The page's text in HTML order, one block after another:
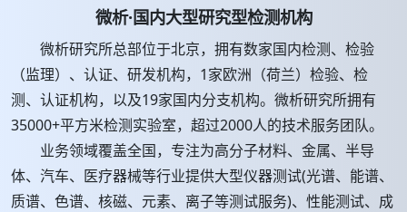
微析·国内大型研究型检测机构
微析研究所总部位于北京，拥有数家国内检测、检验
（监理）、认证、研发机构，1家欧洲（荷兰）检验、检
测、认证机构，以及19家国内分支机构。微析研究所拥有
35000+平方米检测实验室，超过2000人的技术服务团队。
业务领域覆盖全国，专注为高分子材料、金属、半导
体、汽车、医疗器械等行业提供大型仪器测试(光谱、能谱、
质谱、色谱、核磁、元素、离子等测试服务)、性能测试、成